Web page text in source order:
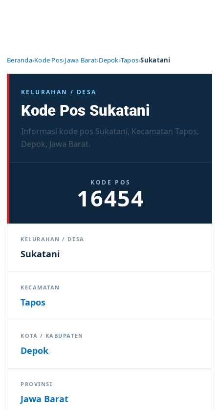
Beranda›Kode Pos›Jawa Barat›Depok›Tapos›Sukatani
KELURAHAN / DESA
Kode Pos Sukatani
Informasi kode pos Sukatani, Kecamatan Tapos,
Depok, Jawa Barat.
KODE POS
16454
KELURAHAN / DESA
Sukatani
KECAMATAN
Tapos
KOTA / KABUPATEN
Depok
PROVINSI
Jawa Barat